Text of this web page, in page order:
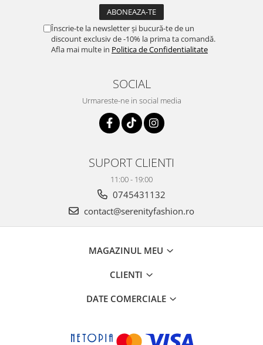
Înscrie-te la newsletter și bucură-te de un
discount exclusiv de -10% la prima ta comandă.
Afla mai multe in Politica de Confidentialitate
SOCIAL
Urmareste-ne in social media
SUPORT CLIENTI
11:00 - 19:00
0745431132
contact@serenityfashion.ro
MAGAZINUL MEU
CLIENTI
DATE COMERCIALE